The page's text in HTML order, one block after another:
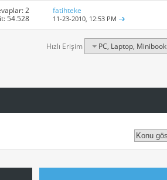
2
54.528
fatihteke
11-23-2010, 12:53 PM
Hızlı Erişim PC, Laptop, Minibook